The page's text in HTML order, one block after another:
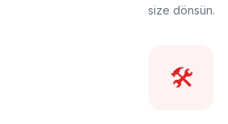
size dönsün.
🛠️